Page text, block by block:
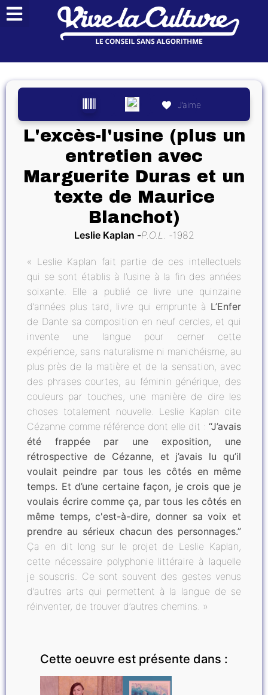
J’aime
L'excès-l'usine (plus un
entretien avec
Marguerite Duras et un
texte de Maurice
Blanchot)
Leslie Kaplan P.O.L. 1982
« Leslie Kaplan fait partie de ces intellectuels
qui se sont établis à l’usine à la fin des années
soixante. Elle a publié ce livre une quinzaine
d’années plus tard, livre qui emprunte à L’Enfer
de Dante sa composition en neuf cercles, et qui
invente une langue pour cerner cette
expérience, sans naturalisme ni manichéisme, au
plus près de la matière et de la sensation, avec
des phrases courtes, au féminin générique, des
couleurs par touches, une manière de dire les
choses totalement nouvelle. Leslie Kaplan cite
Cézanne comme référence dont elle dit : “J’avais
été frappée par une exposition, une
rétrospective de Cézanne, et j’avais lu qu’il
voulait peindre par tous les côtés en même
temps. Et d’une certaine façon, je crois que je
voulais écrire comme ça, par tous les côtés en
même temps, c'est-à-dire, donner sa voix et
prendre au sérieux chacun des personnages.”
Ça en dit long sur le projet de Leslie Kaplan,
cette nécessaire polyphonie littéraire à laquelle
je souscris. Ce sont souvent des gestes venus
d’autres arts qui permettent à la langue de se
réinventer, de trouver d’autres chemins. »
Cette oeuvre est présente dans :